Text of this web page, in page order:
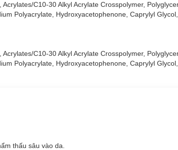
C10-30 Alkyl Acrylate Crosspolymer,
Polyacrylate, Hydroxyacetophenone, Caprylyl
C10-30 Alkyl Acrylate Crosspolymer,
Polyacrylate, Hydroxyacetophenone, Caprylyl
thấu sâu vào da.